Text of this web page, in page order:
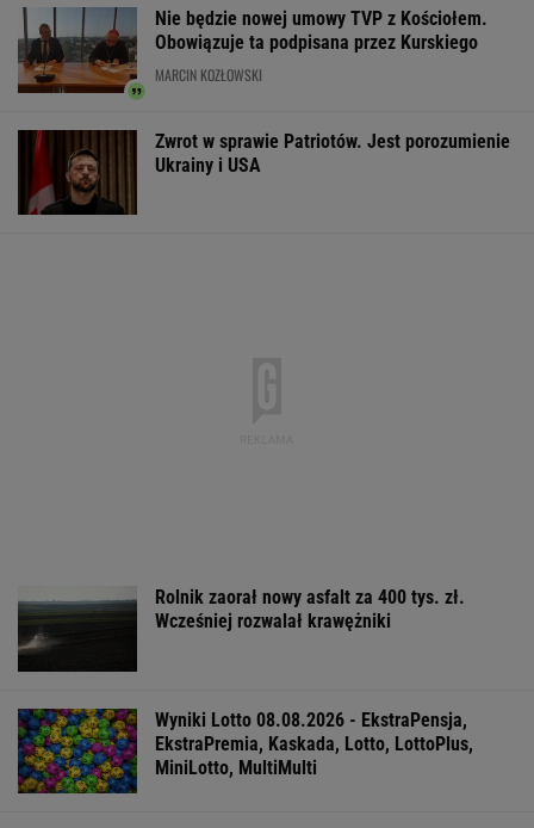
Nie będzie nowej umowy TVP z Kościołem.
Obowiązuje ta podpisana przez Kurskiego
MARCIN KOZŁOWSKI
Zwrot w sprawie Patriotów. Jest porozumienie
Ukrainy i USA
Rolnik zaorał nowy asfalt za 400 tys. zł.
Wcześniej rozwalał krawężniki
Wyniki Lotto 08.08.2026 - EkstraPensja,
EkstraPremia, Kaskada, Lotto, LottoPlus,
MiniLotto, MultiMulti